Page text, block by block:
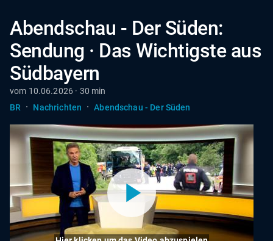
Abendschau - Der Süden:
Sendung · Das Wichtigste aus
Südbayern
vom 10.06.2026 · 30 min
BR
· Nachrichten · Abendschau - Der Süden